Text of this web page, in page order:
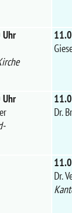
Dr.
Dr.